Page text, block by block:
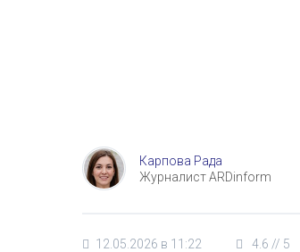
Карпова Рада
Журналист ARDinform
12.05.2026 в 11:22 4.6 // 5